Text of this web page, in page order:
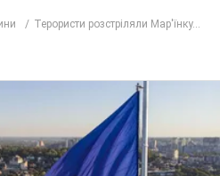
версія гімну України та
імперія: про це не